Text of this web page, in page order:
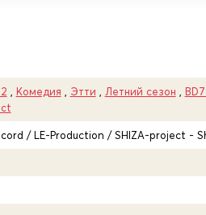
Комедия Этти Летний сезон
/ LE-Production / SHIZA-project -